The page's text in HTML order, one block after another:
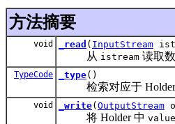
方法摘要
void _read ( InputStream
从 istream 读取
TypeCode _type()
检索对应于 Holder
void _write( OutputStream
将 Holder 中 value